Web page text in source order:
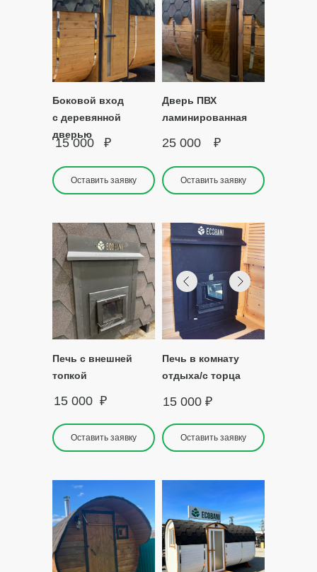
Боковой вход
с деревянной
дверью
Дверь ПВХ
ламинированная
Печь с внешней
топкой
Печь в комнату
отдыха/с торца
15 000 ₽ 25 000 ₽
15 000 ₽ 15 000 ₽
Оставить заявку Оставить заявку
Оставить заявку Оставить заявку